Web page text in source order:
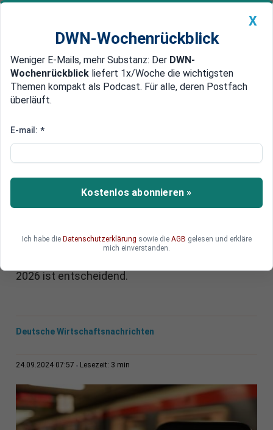
Newsticker MEIN DWN: Geldanlage Premium
Edelmetalle DWN-Magazin China
Deutschlandticket: Preis steigt
Ab 1. Januar kostet das Deutschlandticket 58
Euro pro Monat – eine Erhöhung von 9 Euro.
Verkehrsminister Oliver Krischer betont die
warnen, dass die Preise viele Kunden
abschrecken könnten. Wie lange der Preis gilt,
2026 ist entscheidend.
Deutsche Wirtschaftsnachrichten
24.09.2024 07:57 Lesezeit: 3 min
X
DWN-Wochenrückblick
Weniger E-Mails, mehr Substanz: Der DWN-
Wochenrückblick liefert 1x/Woche die wichtigsten
Themen kompakt als Podcast. Für alle, deren Postfach
überläuft.
E-mail: *
Kostenlos abonnieren »
Ich habe die Datenschutzerklärung sowie die AGB gelesen und erkläre
mich einverstanden.